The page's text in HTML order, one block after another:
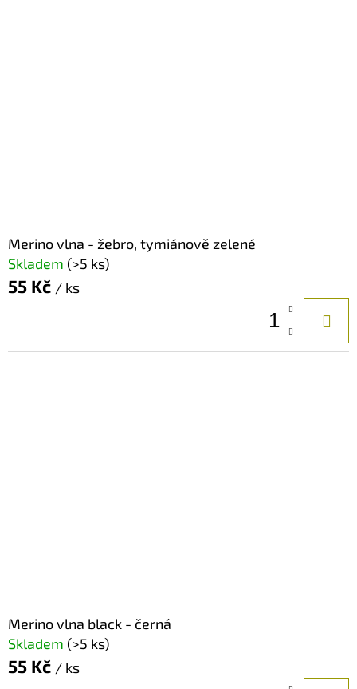
Merino vlna - žebro, tymiánově zelené
Skladem (>5 ks)
55 Kč / ks
Merino vlna black - černá
Skladem (>5 ks)
55 Kč / ks